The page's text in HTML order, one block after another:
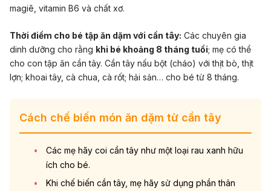
magiê, vitamin B6 và chất xơ.
Thời điểm cho bé tập ăn dặm với cần tây: Các chuyên gia
dinh dưỡng cho rằng khi bé khoảng 8 tháng tuổi; mẹ có thể
cho con tập ăn cần tây. Cần tây nấu bột (cháo) với thịt bò, thịt
lợn; khoai tây, cà chua, cà rốt; hải sản… cho bé từ 8 tháng.
Cách chế biến món ăn dặm từ cần tây
Các mẹ hãy coi cần tây như một loại rau xanh hữu
ích cho bé.
Khi chế biến cần tây, mẹ hãy sử dụng phần thân